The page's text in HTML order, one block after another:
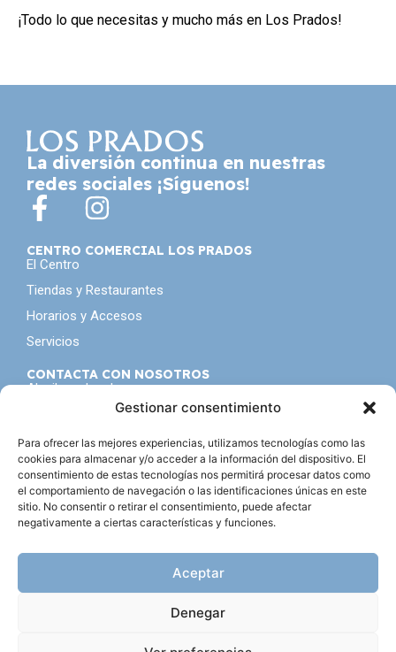
Gestionar consentimiento
Para ofrecer las mejores experiencias, utilizamos tecnologías como las
cookies para almacenar y/o acceder a la información del dispositivo. El
consentimiento de estas tecnologías nos permitirá procesar datos como
el comportamiento de navegación o las identificaciones únicas en este
sitio. No consentir o retirar el consentimiento, puede afectar
negativamente a ciertas características y funciones.
Aceptar
Denegar
¡Todo lo que necesitas y mucho más en Los Prados!
La diversión continua en nuestras
redes sociales ¡Síguenos!
CENTRO COMERCIAL LOS PRADOS
El Centro
Tiendas y Restaurantes
Horarios y Accesos
Servicios
CONTACTA CON NOSOTROS
Alquila un local
NO TE PIERDAS NADA
Seguro que tampoco te gusta ser el último en enterarte
de todo, inscribete a nuestranewsletter
Acepto la política de privacidad
Suscribirse